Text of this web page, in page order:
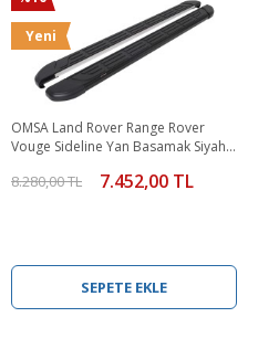
Yeni
OMSA Land Rover Range Rover
Vouge Sideline Yan Basamak Siyah
8.280,00 TL 7.452,00 TL
SEPETE EKLE